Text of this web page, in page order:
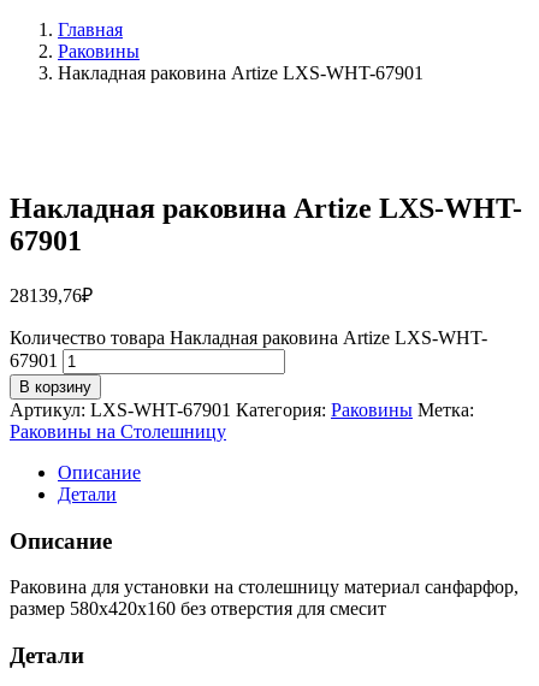
Главная
Раковины
Накладная раковина Artize LXS-WHT-67901
Накладная раковина Artize LXS-WHT-
67901
28139,76₽
Количество товара Накладная раковина Artize LXS-WHT-
67901
В корзину
Артикул: LXS-WHT-67901 Категория: Раковины Метка:
Раковины на Столешницу
Описание
Детали
Описание
Раковина для установки на столешницу материал санфарфор,
размер 580х420х160 без отверстия для смесит
Детали